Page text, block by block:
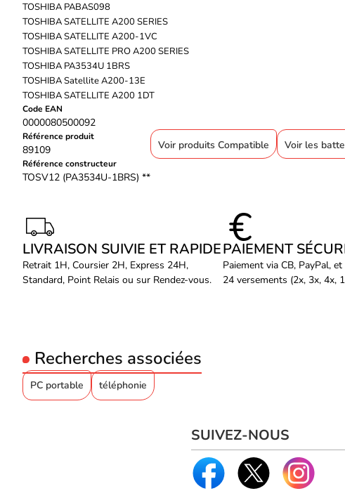
TOSHIBA PABAS098
TOSHIBA SATELLITE A200 SERIES
TOSHIBA SATELLITE A200-1VC
TOSHIBA SATELLITE PRO A200 SERIES
TOSHIBA PA3534U 1BRS
TOSHIBA Satellite A200-13E
TOSHIBA SATELLITE A200 1DT
Code EAN
0000080500092
Référence produit
89109
Référence constructeur
TOSV12 (PA3534U-1BRS) **
Voir produits Compatible Voir les
LIVRAISON SUIVIE ET RAPIDE
Retrait 1H, Coursier 2H, Express 24H,
Standard, Point Relais ou sur Rendez-vous.
PAIEMENT
Paiement via CB, PayPal,
24 versements (2x, 3x, 4x,
Recherches associées
PC portable téléphonie
SUIVEZ-NOUS